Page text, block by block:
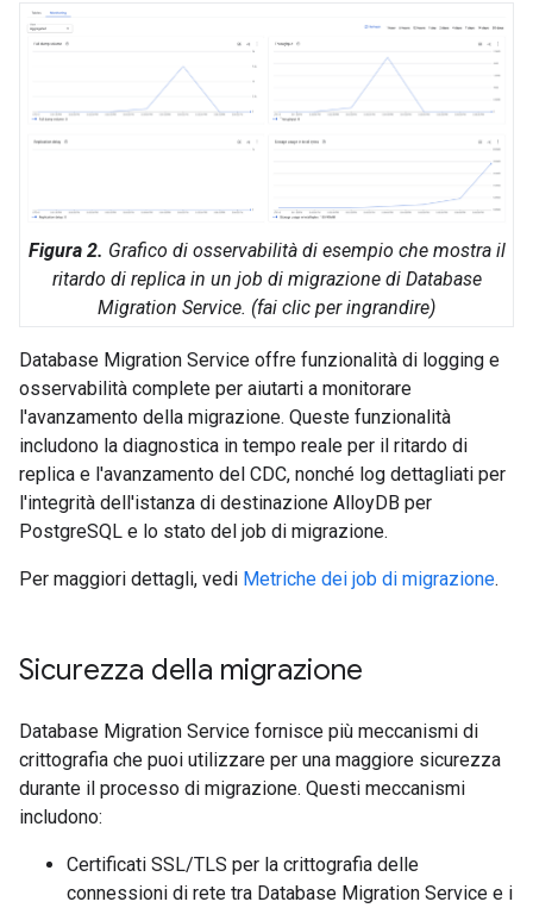
Figura 2. Grafico di osservabilità di esempio che mostra il
ritardo di replica in un job di migrazione di Database
Migration Service. (fai clic per ingrandire)
Database Migration Service offre funzionalità di logging e
osservabilità complete per aiutarti a monitorare
l'avanzamento della migrazione. Queste funzionalità
includono la diagnostica in tempo reale per il ritardo di
replica e l'avanzamento del CDC, nonché log dettagliati per
l'integrità dell'istanza di destinazione AlloyDB per
PostgreSQL e lo stato del job di migrazione.
Per maggiori dettagli, vedi Metriche dei job di migrazione.
Sicurezza della migrazione
Database Migration Service fornisce più meccanismi di
crittografia che puoi utilizzare per una maggiore sicurezza
durante il processo di migrazione. Questi meccanismi
includono:
Certificati SSL/TLS per la crittografia delle
connessioni di rete tra Database Migration Service e i